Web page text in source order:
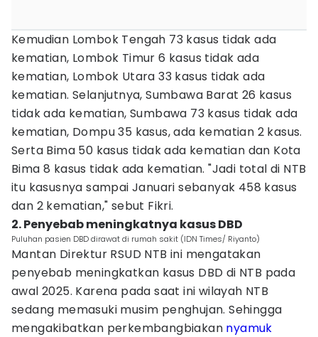
Kemudian Lombok Tengah 73 kasus tidak ada
kematian, Lombok Timur 6 kasus tidak ada
kematian, Lombok Utara 33 kasus tidak ada
kematian. Selanjutnya, Sumbawa Barat 26 kasus
tidak ada kematian, Sumbawa 73 kasus tidak ada
kematian, Dompu 35 kasus, ada kematian 2 kasus.
Serta Bima 50 kasus tidak ada kematian dan Kota
Bima 8 kasus tidak ada kematian. "Jadi total di NTB
itu kasusnya sampai Januari sebanyak 458 kasus
dan 2 kematian," sebut Fikri.
2. Penyebab meningkatnya kasus DBD
Puluhan pasien DBD dirawat di rumah sakit (IDN Times/ Riyanto)
Mantan Direktur RSUD NTB ini mengatakan
penyebab meningkatkan kasus DBD di NTB pada
awal 2025. Karena pada saat ini wilayah NTB
sedang memasuki musim penghujan. Sehingga
mengakibatkan perkembangbiakan nyamuk